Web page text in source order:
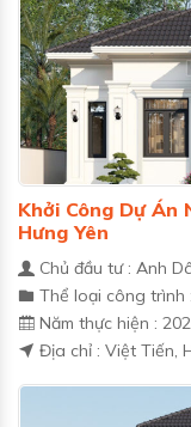
Khởi Công Dự Án
Hưng Yên
Chủ đầu tư : Anh
Thể loại công trình
Năm thực hiện :
Địa chỉ : Việt Tiến,